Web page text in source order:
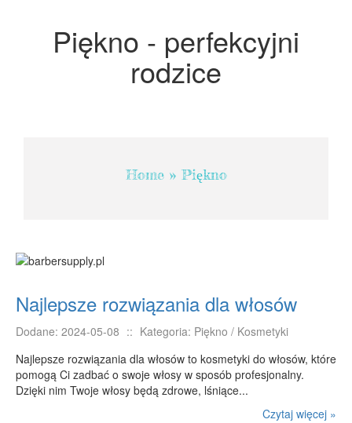
Remonty, Elektryk, Hydraulik
Materiały Budowlane
Nieruchomości, Działki
Kursy i Szkolenia
E-BIZNES
Biżuteria
Piękno - perfekcyjni
rodzice
Home» Piękno
Najlepsze rozwiązania dla włosów
Dodane: 2024-05-08 :: Kategoria: Piękno / Kosmetyki
Najlepsze rozwiązania dla włosów to kosmetyki do włosów, które
pomogą Ci zadbać o swoje włosy w sposób profesjonalny.
Dzięki nim Twoje włosy będą zdrowe, lśniące...
Czytaj więcej »